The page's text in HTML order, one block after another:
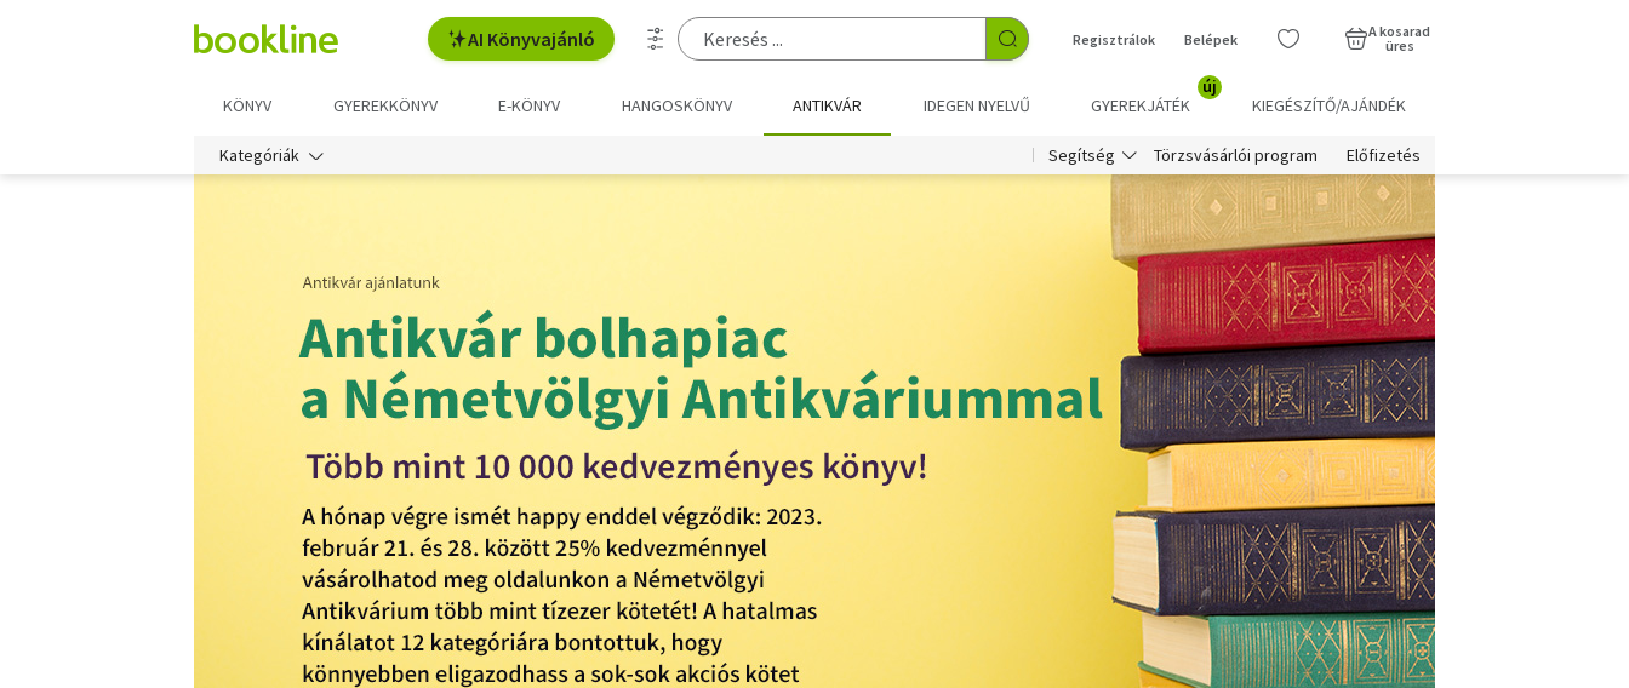
AI Könyvajánló Regisztrálok Belépek
A kosarad
üres
KÖNYV GYEREKKÖNYV E-KÖNYV HANGOSKÖNYV ANTIKVÁR IDEGEN NYELVŰ GYEREKJÁTÉK
új
KIEGÉSZÍTŐ/AJÁNDÉK
Kategóriák Segítség Törzsvásárlói program Előfizetés